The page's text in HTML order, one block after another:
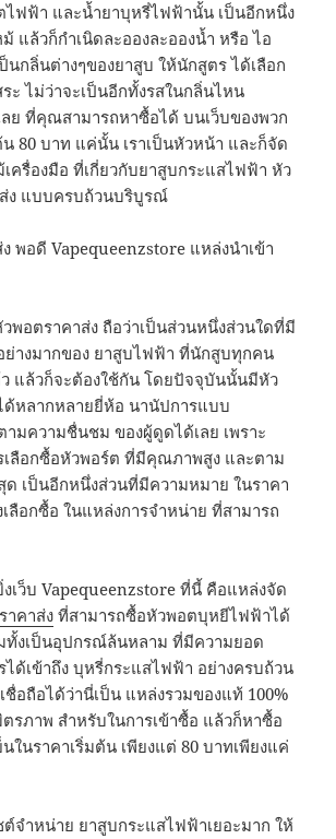
ไฟฟ้า และน้ำยาบุหรี่ไฟฟ้านั้น เป็นอีกหนึ่ง
แล้วก็กำเนิดละอองละอองน้ำ หรือ ไอ
นกลิ่นต่างๆของยาสูบ ให้นักสูตร ได้เลือก
ะ ไม่ว่าจะเป็นอีกทั้งรสในกลิ่นไหน
ลย ที่คุณสามารถหาซื้อได้ บนเว็บของพวก
น 80 บาท แค่นั้น เราเป็นหัวหน้า และก็จัด
เครื่องมือ ที่เกี่ยวกับยาสูบกระแสไฟฟ้า หัว
ง แบบครบถ้วนบริบูรณ์
พอดี Vapequeenzstore แหล่งนำเข้า
พอตราคาส่ง ถือว่าเป็นส่วนหนึ่งส่วนใดที่มี
ย่างมากของ ยาสูบไฟฟ้า ที่นักสูบทุกคน
แล้วก็จะต้องใช้กัน โดยปัจจุบันนั้นมีหัว
ด้หลากหลายยี่ห้อ นานัปการแบบ
มความชื่นชม ของผู้ดูดได้เลย เพราะ
เลือกซื้อหัวพอร์ต ที่มีคุณภาพสูง และตาม
ด เป็นอีกหนึ่งส่วนที่มีความหมาย ในราคา
ลือกซื้อ ในแหล่งการจำหน่าย ที่สามารถ
งเว็บ Vapequeenzstore ที่นี้ คือแหล่งจัด
าคาส่ง ที่สามารถซื้อหัวพอตบุหยีไฟฟ้าได้
ทั้งเป็นอุปกรณ์ล้นหลาม ที่มีความยอด
ได้เข้าถึง บุหรี่กระแสไฟฟ้า อย่างครบถ้วน
อถือได้ว่านี่เป็น แหล่งรวมของแท้ 100%
รภาพ สำหรับในการเข้าซื้อ แล้วก็หาซื้อ
ในราคาเริ่มต้น เพียงแต่ 80 บาทเพียงแค่
ต์จำหน่าย ยาสูบกระแสไฟฟ้าเยอะมาก ให้